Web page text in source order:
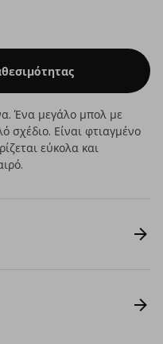
Ένα μεγάλο μπολ με
σχέδιο. Είναι φτιαγμένο
εύκολα και